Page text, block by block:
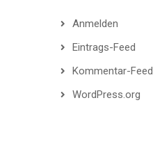
Anmelden
Eintrags-Feed
Kommentar-Feed
WordPress.org